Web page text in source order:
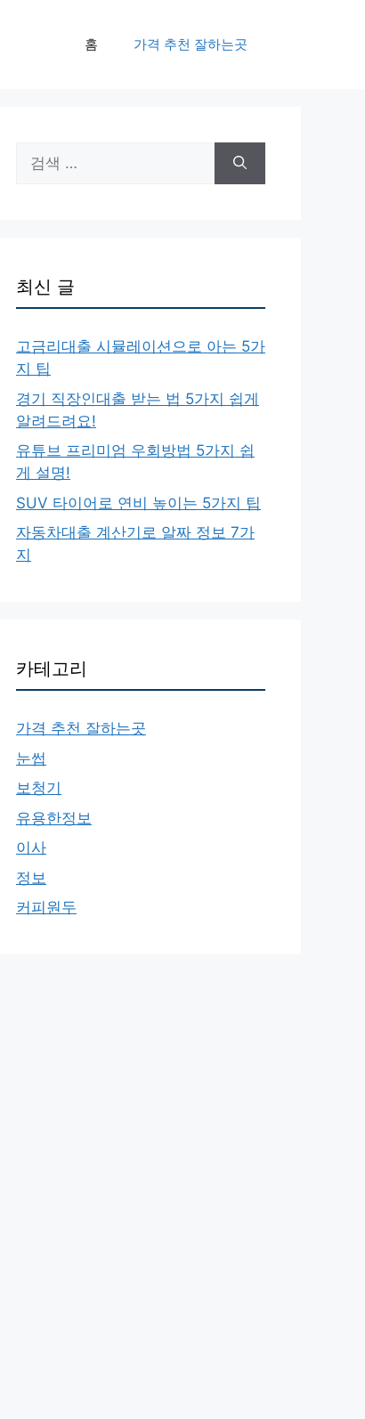
홈 가격 추천 잘하는곳
색:
최신 글
고금리대출 시뮬레이션으로 아는 5가
지 팁
경기 직장인대출 받는 법 5가지 쉽게
알려드려요!
유튜브 프리미엄 우회방법 5가지 쉽
게 설명!
SUV 타이어로 연비 높이는 5가지 팁
자동차대출 계산기로 알짜 정보 7가
지
카테고리
가격 추천 잘하는곳
눈썹
보청기
유용한정보
이사
정보
커피원두